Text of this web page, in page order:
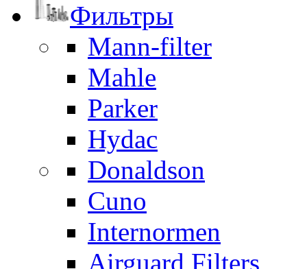
Фильтры
Mann-filter
Mahle
Parker
Hydac
Donaldson
Cuno
Internormen
Airguard Filters